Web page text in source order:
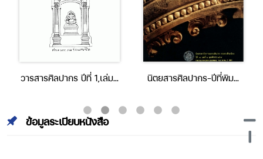
วารสารศิลปากร ปีที่ 1,เล่มที่
นิตยสารศิลปากร-ปีที่พิมพ์
ข้อมูลระเบียบหนังสือ